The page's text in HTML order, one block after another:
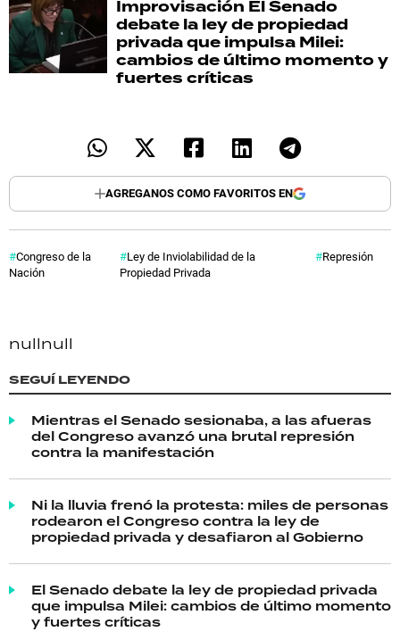
Improvisación El Senado
debate la ley de propiedad
privada que impulsa Milei:
cambios de último momento y
fuertes críticas
AGREGANOS COMO FAVORITOS EN
Congreso de la
Nación
Ley de Inviolabilidad de la
Propiedad Privada
Represión
nullnull
SEGUÍ LEYENDO
Mientras el Senado sesionaba, a las afueras
del Congreso avanzó una brutal represión
contra la manifestación
Ni la lluvia frenó la protesta: miles de personas
rodearon el Congreso contra la ley de
propiedad privada y desafiaron al Gobierno
El Senado debate la ley de propiedad privada
que impulsa Milei: cambios de último momento
y fuertes críticas